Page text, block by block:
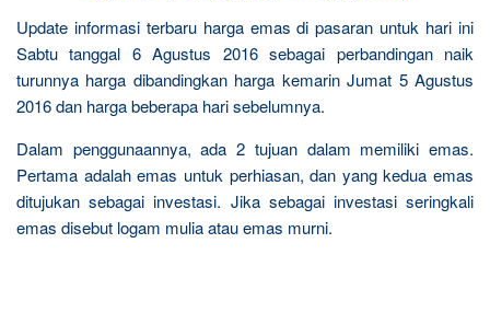
Update informasi terbaru harga emas di pasaran untuk hari ini
Sabtu tanggal 6 Agustus 2016 sebagai perbandingan naik
turunnya harga dibandingkan harga kemarin Jumat 5 Agustus
2016 dan harga beberapa hari sebelumnya.
Dalam penggunaannya, ada 2 tujuan dalam memiliki emas.
Pertama adalah emas untuk perhiasan, dan yang kedua emas
ditujukan sebagai investasi. Jika sebagai investasi seringkali
emas disebut logam mulia atau emas murni.